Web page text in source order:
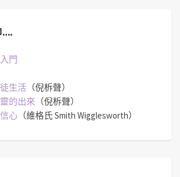
….
門
生活 （倪柝聲）
的出來 （倪柝聲）
心 （維格氏 Smith Wigglesworth）